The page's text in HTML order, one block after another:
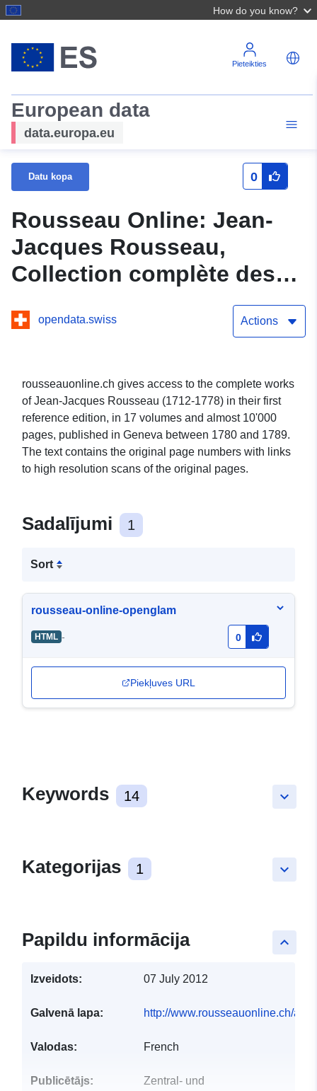
How do you know?
Pieteikties
European data
data.europa.eu
Datu kopa 0
Rousseau Online: Jean-
Jacques Rousseau,
Collection complète des
opendata.swiss Actions
rousseauonline.ch gives access to the complete works
of Jean-Jacques Rousseau (1712-1778) in their first
reference edition, in 17 volumes and almost 10'000
pages, published in Geneva between 1780 and 1789.
The text contains the original page numbers with links
to high resolution scans of the original pages.
Sadalījumi 1
Sort
rousseau-online-openglam
HTML - 0
Piekļuves URL
keyboard_arrow_down
Keywords 14
keyboard_arrow_down
Kategorijas 1
keyboard_arrow_up
Papildu informācija
Izveidots: 07 July 2012
Galvenā lapa: http://www.rousseauonline.ch/
Valodas: French
Publicētājs:
Zentral- und